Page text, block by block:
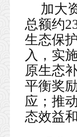
加大
总额约
生态保
入，实
原生态
平衡奖
应；推
态效益